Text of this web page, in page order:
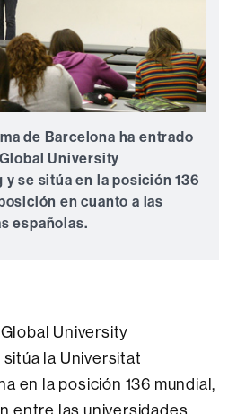
de Barcelona ha entrado
University
se sitúa en la posición 136
en cuanto a las
españolas.
University
la Universitat
en la posición 136 mundial,
entre las universidades